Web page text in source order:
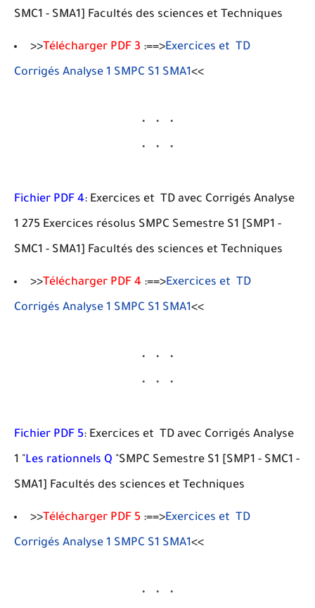
SMC1 - SMA1] Facultés des sciences et Techniques
>>Télécharger PDF 3 :==>Exercices et TD
Corrigés Analyse 1 SMPC S1 SMA1<<
Fichier PDF 4: Exercices et TD avec Corrigés Analyse
1 275 Exercices résolus SMPC Semestre S1 [SMP1 -
SMC1 - SMA1] Facultés des sciences et Techniques
>>Télécharger PDF 4 :==>Exercices et TD
Corrigés Analyse 1 SMPC S1 SMA1<<
Fichier PDF 5: Exercices et TD avec Corrigés Analyse
1 "Les rationnels Q "SMPC Semestre S1 [SMP1 - SMC1 -
SMA1] Facultés des sciences et Techniques
>>Télécharger PDF 5 :==>Exercices et TD
Corrigés Analyse 1 SMPC S1 SMA1<<